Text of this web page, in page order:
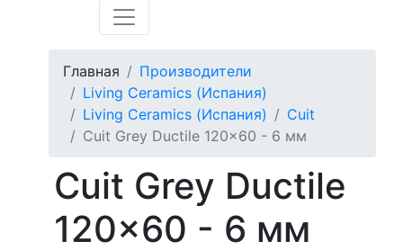
Главная
Производители
Living Ceramics (Испания)
Living Ceramics (Испания)
Cuit
Cuit Grey Ductile 120x60 - 6 мм
Cuit Grey Ductile
120x60 - 6 мм